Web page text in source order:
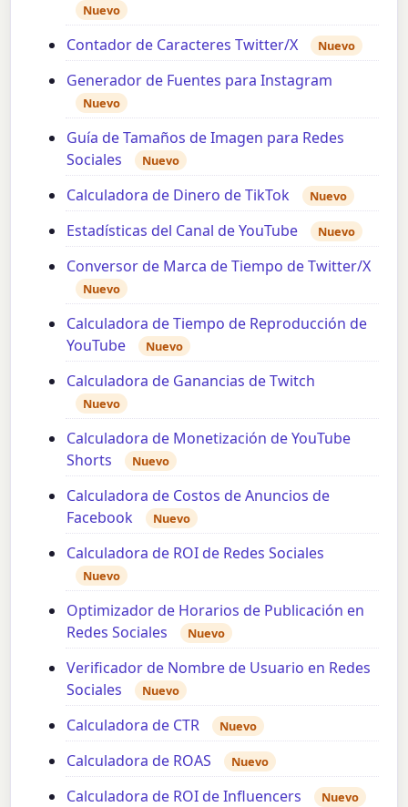
Nuevo
Contador de Caracteres Twitter/X Nuevo
Generador de Fuentes para Instagram
Nuevo
Guía de Tamaños de Imagen para Redes
Sociales
Nuevo
Calculadora de Dinero de TikTok Nuevo
Estadísticas del Canal de YouTube Nuevo
Conversor de Marca de Tiempo de Twitter/X
Nuevo
Calculadora de Tiempo de Reproducción de
YouTube
Nuevo
Calculadora de Ganancias de Twitch
Nuevo
Calculadora de Monetización de YouTube
Shorts
Nuevo
Calculadora de Costos de Anuncios de
Facebook
Nuevo
Calculadora de ROI de Redes Sociales
Nuevo
Optimizador de Horarios de Publicación en
Redes Sociales
Nuevo
Verificador de Nombre de Usuario en Redes
Sociales
Nuevo
Calculadora de CTR Nuevo
Calculadora de ROAS Nuevo
Calculadora de ROI de Influencers Nuevo